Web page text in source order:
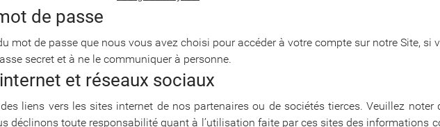
de passe
mot de passe que nous vous avez choisi pour accéder à votre compte sur notre Site, si
secret et à ne le communiquer à personne.
et réseaux sociaux
liens vers les sites internet de nos partenaires ou de sociétés tierces. Veuillez
déclinons toute responsabilité quant à l’utilisation faite par ces sites des informations